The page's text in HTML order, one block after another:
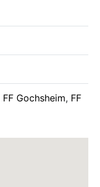
FF Gochsheim, FF